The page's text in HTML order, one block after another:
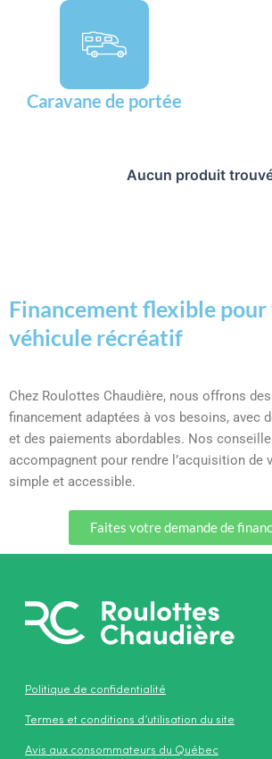
Caravane de portée
Aucun produit
Financement flexible
véhicule récréatif
Chez Roulottes Chaudière, nous offrons
financement adaptées à vos besoins, avec
et des paiements abordables. Nos
accompagnent pour rendre l’acquisition de
simple et accessible.
Faites votre demande de
Politique de confidentialité
Termes et conditions d’utilisation du site
Avis aux consommateurs du Québec